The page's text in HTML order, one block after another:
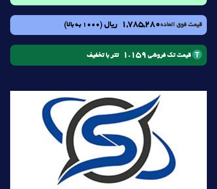
قیمت فوق العاده1,785,280 ریال (1000 به بالا)
قیمت تک فروشی 1.159 تتر با تخفیف